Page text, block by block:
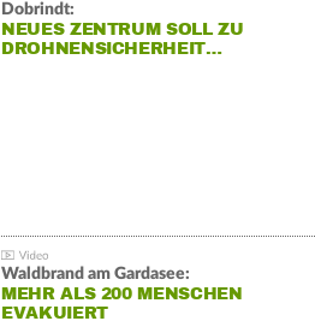
Dobrindt:
NEUES ZENTRUM SOLL ZU
DROHNENSICHERHEIT…
Waldbrand am Gardasee:
MEHR ALS 200 MENSCHEN
EVAKUIERT